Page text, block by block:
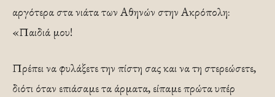
αργότερα στα νιάτα των Αθηνών στην Ακρόπολη:
«Παιδιά μου!
Πρέπει να φυλάξετε την πίστη σας και να τη στερεώσετε,
διότι όταν επιάσαμε τα άρματα, είπαμε πρώτα υπέρ